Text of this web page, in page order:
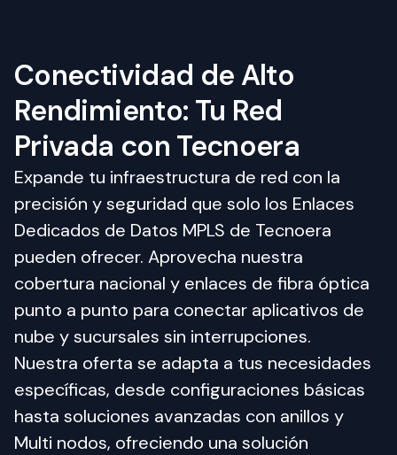
Conectividad de Alto
Rendimiento: Tu Red
Privada con Tecnoera
Expande tu infraestructura de red con la
precisión y seguridad que solo los Enlaces
Dedicados de Datos MPLS de Tecnoera
pueden ofrecer. Aprovecha nuestra
cobertura nacional y enlaces de fibra óptica
punto a punto para conectar aplicativos de
nube y sucursales sin interrupciones.
Nuestra oferta se adapta a tus necesidades
específicas, desde configuraciones básicas
hasta soluciones avanzadas con anillos y
Multi nodos, ofreciendo una solución